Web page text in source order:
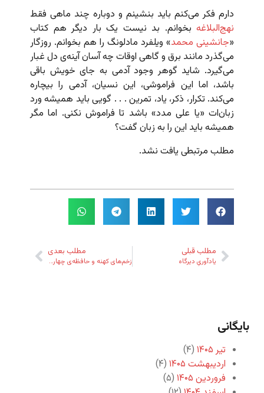
دارم فکر می‌کنم باید بنشینم و دوباره چند ماهی فقط
نهج‌البلاغه بخوانم. بد نیست یک بار دیگر هم کتاب
«جانشینی محمد» ویلفرد مادلونگ را هم بخوانم. روزگار
می‌گذرد مانند برق و گاهی اوقات چه آسان آینه‌ی دل غبار
می‌گیرد. شاید گوهر وجود آدمی به جای خویش باقی
باشد، اما این فراموشی، این نسیان، آدمی را بیچاره
می‌کند. تکرار، ذکر، یاد، تمرین . . . گویی باید همیشه ورد
زبان‌ات «یا علی مدد» باشد تا فراموش نکنی. اما مگر
همیشه باید این را به زبان گفت؟
مطلب مرتبطی یافت نشد.
مطلب قبلی
یادآوریِ دیرگاه
مطلب بعدی
زخم‌های کهنه و حافظه‌ی چهار هفته‌ای
بایگانی
تیر ۱۴۰۵
(۴)
اردیبهشت ۱۴۰۵
(۴)
فروردین ۱۴۰۵
(۵)